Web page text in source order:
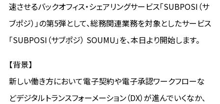
速させるバックオフィス・シェアリングサービス「SUBPOSI（サ
ブポジ）」の第5弾として、総務関連業務を対象としたサービス
「SUBPOSI（サブポジ） SOUMU」を、本日より開始します。
【背景】
新しい働き方において電子契約や電子承認ワークフローな
どデジタルトランスフォーメーション（DX）が進んでいくなか、